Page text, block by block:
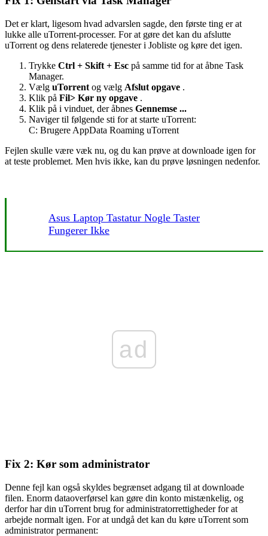
Det er klart, ligesom hvad advarslen sagde, den første ting er at
lukke alle uTorrent-processer. For at gøre det kan du afslutte
uTorrent og dens relaterede tjenester i Jobliste og køre det igen.
Trykke Ctrl + Skift + Esc på samme tid for at åbne Task
Manager.
Vælg uTorrent og vælg Afslut opgave .
Klik på Fil> Kør ny opgave .
Klik på i vinduet, der åbnes Gennemse ...
Naviger til følgende sti for at starte uTorrent:
C: Brugere AppData Roaming uTorrent
Fejlen skulle være væk nu, og du kan prøve at downloade igen for
at teste problemet. Men hvis ikke, kan du prøve løsningen nedenfor.
Asus Laptop Tastatur Nogle Taster
Fungerer Ikke
ad
Fix 2: Kør som administrator
Denne fejl kan også skyldes begrænset adgang til at downloade
filen. Enorm dataoverførsel kan gøre din konto mistænkelig, og
derfor har din uTorrent brug for administratorrettigheder for at
arbejde normalt igen. For at undgå det kan du køre uTorrent som
administrator permanent: